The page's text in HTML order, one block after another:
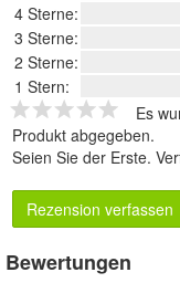
4 Sterne:
3 Sterne:
2 Sterne:
1 Stern:
Es
Produkt abgegeben.
Seien Sie der Erste.
Rezension verfassen
Bewertungen